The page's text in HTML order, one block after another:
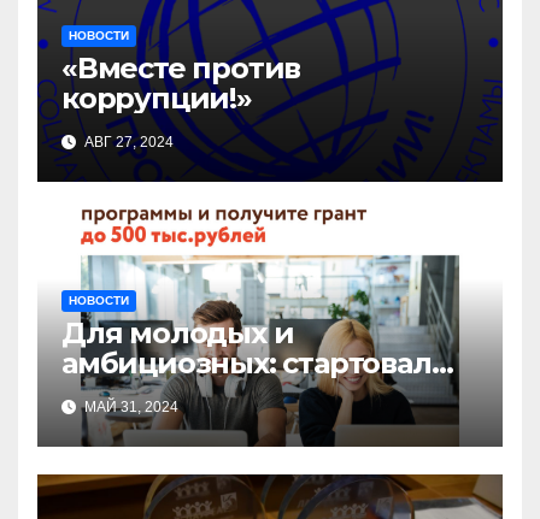
НОВОСТИ
«Вместе против
коррупции!»
АВГ 27, 2024
НОВОСТИ
Для молодых и
амбициозных: стартовал
прием заявок на участие в
бизнес-акселераторе «Ты
предприниматель»
МАЙ 31, 2024